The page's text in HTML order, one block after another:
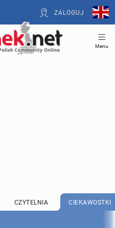
ZALOGUJ
Menu
CZYTELNIA CIEKAWOSTKI